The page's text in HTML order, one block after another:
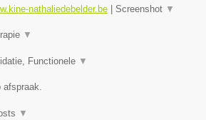
nathaliedebelder.be Screenshot ▼
▼
Functionele ▼
afspraak.
▼